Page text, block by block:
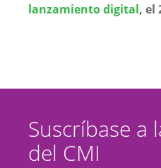
lanzamiento digital, el
Suscríbase a
del CMI